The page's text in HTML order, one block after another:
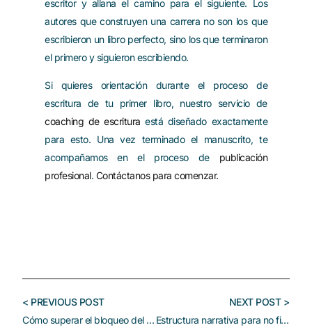
escritor y allana el camino para el siguiente. Los
autores que construyen una carrera no son los que
escribieron un libro perfecto, sino los que terminaron
el primero y siguieron escribiendo.
Si quieres orientación durante el proceso de
escritura de tu primer libro, nuestro servicio de
coaching de escritura está diseñado exactamente
para esto. Una vez terminado el manuscrito, te
acompañamos en el proceso de publicación
profesional. Contáctanos para comenzar.
< PREVIOUS POST
Cómo superar el bloqueo del escritor: técnicas comprobadas
NEXT POST >
Estructura narrativa para no ficción: guía para principiantes